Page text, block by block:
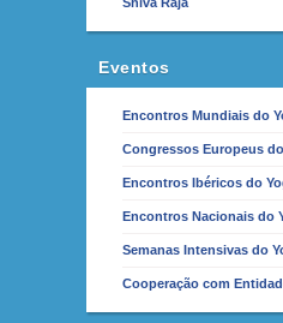
Eventos
Encontros Mundiais do
Congressos Europeus
Encontros Ibéricos do
Encontros Nacionais do
Semanas Intensivas do
Cooperação com